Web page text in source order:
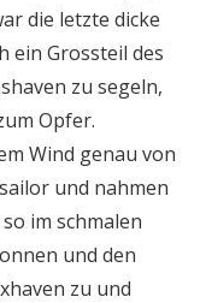
die letzte dicke
ein Grossteil des
zu segeln,
Opfer.
Wind genau von
und nahmen
im schmalen
und den
zu und